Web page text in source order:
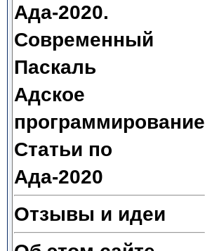
Ада-2020.
Современный
Паскаль
Адское
программирование
Статьи по
Ада-2020
Отзывы и идеи